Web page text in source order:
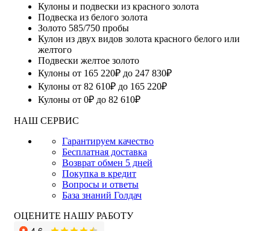
Кулоны и подвески из красного золота
Подвеска из белого золота
Золото 585/750 пробы
Кулон из двух видов золота красного белого или
желтого
Подвески желтое золото
Кулоны от 165 220₽ до 247 830₽
Кулоны от 82 610₽ до 165 220₽
Кулоны от 0₽ до 82 610₽
НАШ СЕРВИС
Гарантируем качество
Бесплатная доставка
Возврат обмен 5 дней
Покупка в кредит
Вопросы и ответы
База знаний Голдач
ОЦЕНИТЕ НАШУ РАБОТУ